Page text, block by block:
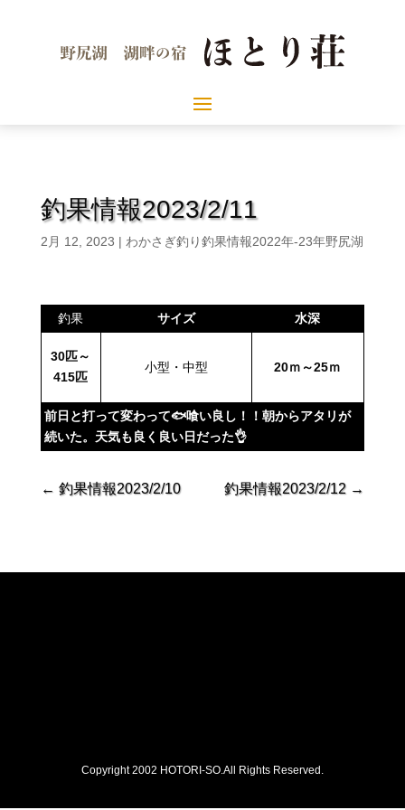
釣果情報2023/2/11
2月 12, 2023 | わかさぎ釣り釣果情報2022年-23年野尻湖
釣果 サイズ 水深
30匹～
415匹
小型・中型 20ｍ～25ｍ
前日と打って変わって🐟喰い良し！！朝からアタリが
続いた。天気も良く良い日だった👌
← 釣果情報2023/2/10 釣果情報2023/2/12 →
Copyright 2002 HOTORI-SO.All Rights Reserved.